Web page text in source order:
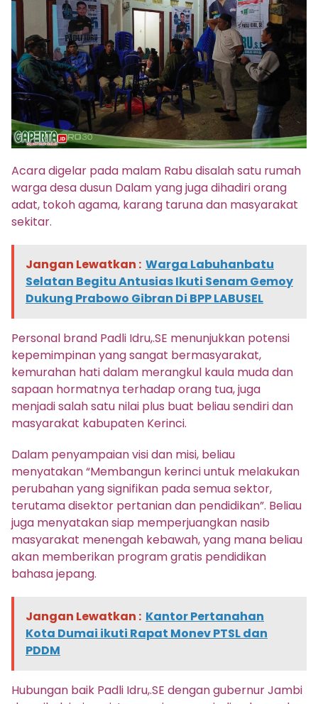
Acara digelar pada malam Rabu disalah satu rumah
warga desa dusun Dalam yang juga dihadiri orang
adat, tokoh agama, karang taruna dan masyarakat
sekitar.
Jangan Lewatkan : Warga Labuhanbatu
Selatan Begitu Antusias Ikuti Senam Gemoy
Dukung Prabowo Gibran Di BPP LABUSEL
Personal brand Padli Idru,.SE menunjukkan potensi
kepemimpinan yang sangat bermasyarakat,
kemurahan hati dalam merangkul kaula muda dan
sapaan hormatnya terhadap orang tua, juga
menjadi salah satu nilai plus buat beliau sendiri dan
masyarakat kabupaten Kerinci.
Dalam penyampaian visi dan misi, beliau
menyatakan “Membangun kerinci untuk melakukan
perubahan yang signifikan pada semua sektor,
terutama disektor pertanian dan pendidikan”. Beliau
juga menyatakan siap memperjuangkan nasib
masyarakat menengah kebawah, yang mana beliau
akan memberikan program gratis pendidikan
bahasa jepang.
Jangan Lewatkan : Kantor Pertanahan
Kota Dumai ikuti Rapat Monev PTSL dan
PDDM
Hubungan baik Padli Idru,.SE dengan gubernur Jambi